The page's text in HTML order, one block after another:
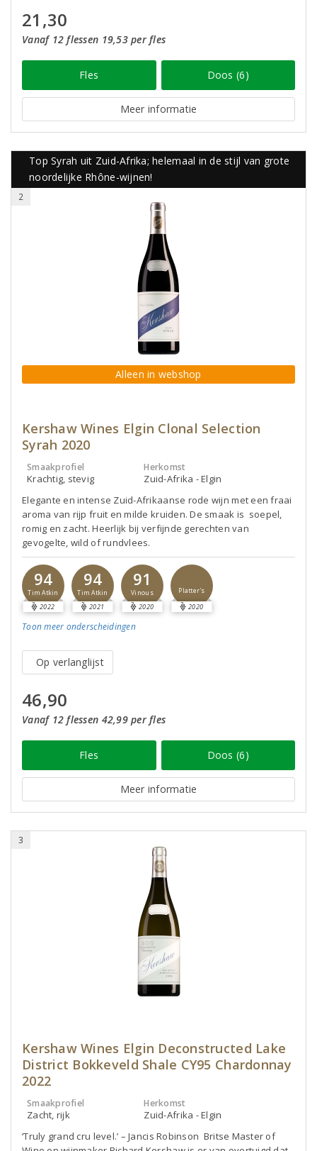
21,30
Vanaf 12 flessen 19,53 per fles
Fles Doos (6)
Meer informatie
Top Syrah uit Zuid-Afrika; helemaal in de stijl van grote
noordelijke Rhône-wijnen!
2
Alleen in webshop
Kershaw Wines Elgin Clonal Selection
Syrah 2020
Smaakprofiel
Krachtig, stevig
Herkomst
Zuid-Afrika - Elgin
Elegante en intense Zuid-Afrikaanse rode wijn met een fraai
aroma van rijp fruit en milde kruiden. De smaak is soepel,
romig en zacht. Heerlijk bij verfijnde gerechten van
gevogelte, wild of rundvlees.
94
Tim Atkin
2022
94
Tim Atkin
2021
91
Vinous
2020
Platter's
2020
Toon meer onderscheidingen
Op verlanglijst
46,90
Vanaf 12 flessen 42,99 per fles
Fles Doos (6)
Meer informatie
3
Kershaw Wines Elgin Deconstructed Lake
District Bokkeveld Shale CY95 Chardonnay
2022
Smaakprofiel
Zacht, rijk
Herkomst
Zuid-Afrika - Elgin
‘Truly grand cru level.’ – Jancis Robinson Britse Master of